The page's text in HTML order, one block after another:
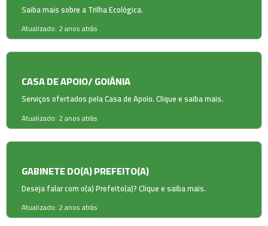
Saiba mais sobre a Trilha Ecológica.
Atualizado: 2 anos atrás
CASA DE APOIO/ GOIÂNIA
Serviços ofertados pela Casa de Apoio. Clique e saiba mais.
Atualizado: 2 anos atrás
GABINETE DO(A) PREFEITO(A)
Deseja falar com o(a) Prefeito(a)? Clique e saiba mais.
Atualizado: 2 anos atrás